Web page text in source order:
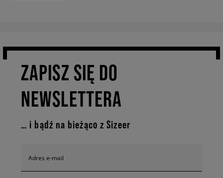
ZAPISZ SIĘ DO
NEWSLETTERA
… i bądź na bieżąco z Sizeer
Adres e-mail